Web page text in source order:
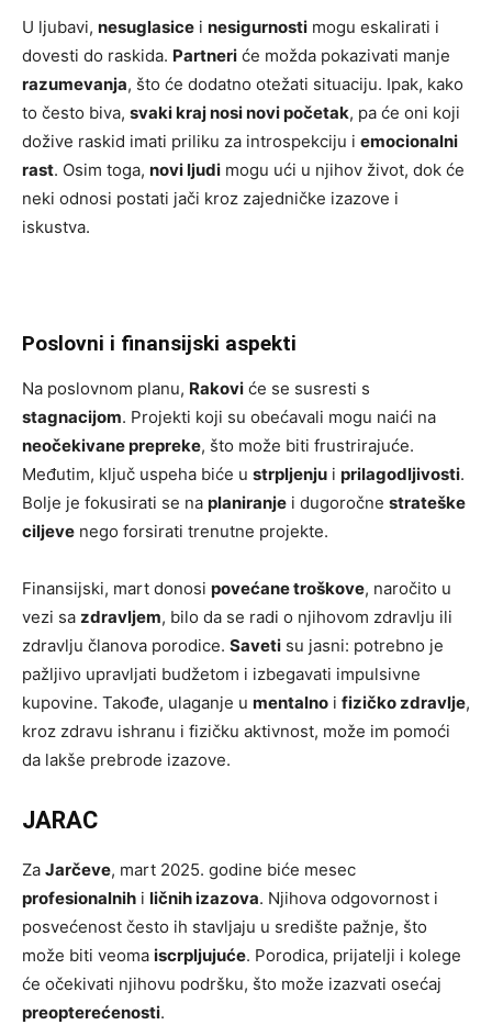
U ljubavi, nesuglasice i nesigurnosti mogu eskalirati i
dovesti do raskida. Partneri će možda pokazivati manje
razumevanja, što će dodatno otežati situaciju. Ipak, kako
to često biva, svaki kraj nosi novi početak, pa će oni koji
dožive raskid imati priliku za introspekciju i emocionalni
rast. Osim toga, novi ljudi mogu ući u njihov život, dok će
neki odnosi postati jači kroz zajedničke izazove i
iskustva.
Poslovni i finansijski aspekti
Na poslovnom planu, Rakovi će se susresti s
stagnacijom. Projekti koji su obećavali mogu naići na
neočekivane prepreke, što može biti frustrirajuće.
Međutim, ključ uspeha biće u strpljenju i prilagodljivosti.
Bolje je fokusirati se na planiranje i dugoročne strateške
ciljeve nego forsirati trenutne projekte.
Finansijski, mart donosi povećane troškove, naročito u
vezi sa zdravljem, bilo da se radi o njihovom zdravlju ili
zdravlju članova porodice. Saveti su jasni: potrebno je
pažljivo upravljati budžetom i izbegavati impulsivne
kupovine. Takođe, ulaganje u mentalno i fizičko zdravlje,
kroz zdravu ishranu i fizičku aktivnost, može im pomoći
da lakše prebrode izazove.
JARAC
Za Jarčeve, mart 2025. godine biće mesec
profesionalnih i ličnih izazova. Njihova odgovornost i
posvećenost često ih stavljaju u središte pažnje, što
može biti veoma iscrpljujuće. Porodica, prijatelji i kolege
će očekivati njihovu podršku, što može izazvati osećaj
preopterećenosti.